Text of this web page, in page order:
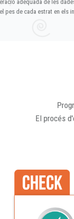
adequada de les
pes de cada estrat en els
El procés